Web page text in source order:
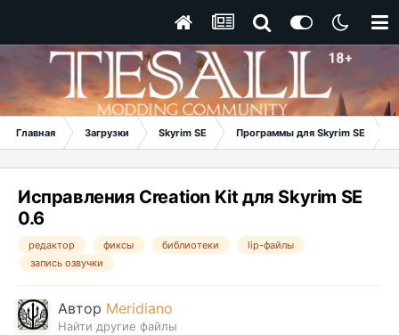
Главная Загрузки Skyrim SE Программы для Skyrim SE
Исправления Creation Kit для Skyrim SE
0.6
редактор фиксы библиотеки
lip-файлы
запись озвучки
Автор Meridiano
Найти другие файлы